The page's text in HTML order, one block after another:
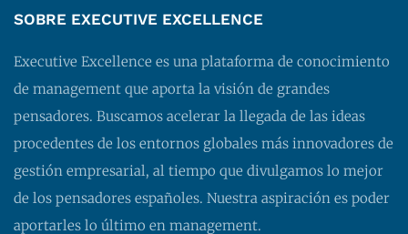
SOBRE EXECUTIVE EXCELLENCE
Executive Excellence es una plataforma de conocimiento
de management que aporta la visión de grandes
pensadores. Buscamos acelerar la llegada de las ideas
procedentes de los entornos globales más innovadores de
gestión empresarial, al tiempo que divulgamos lo mejor
de los pensadores españoles. Nuestra aspiración es poder
aportarles lo último en management.